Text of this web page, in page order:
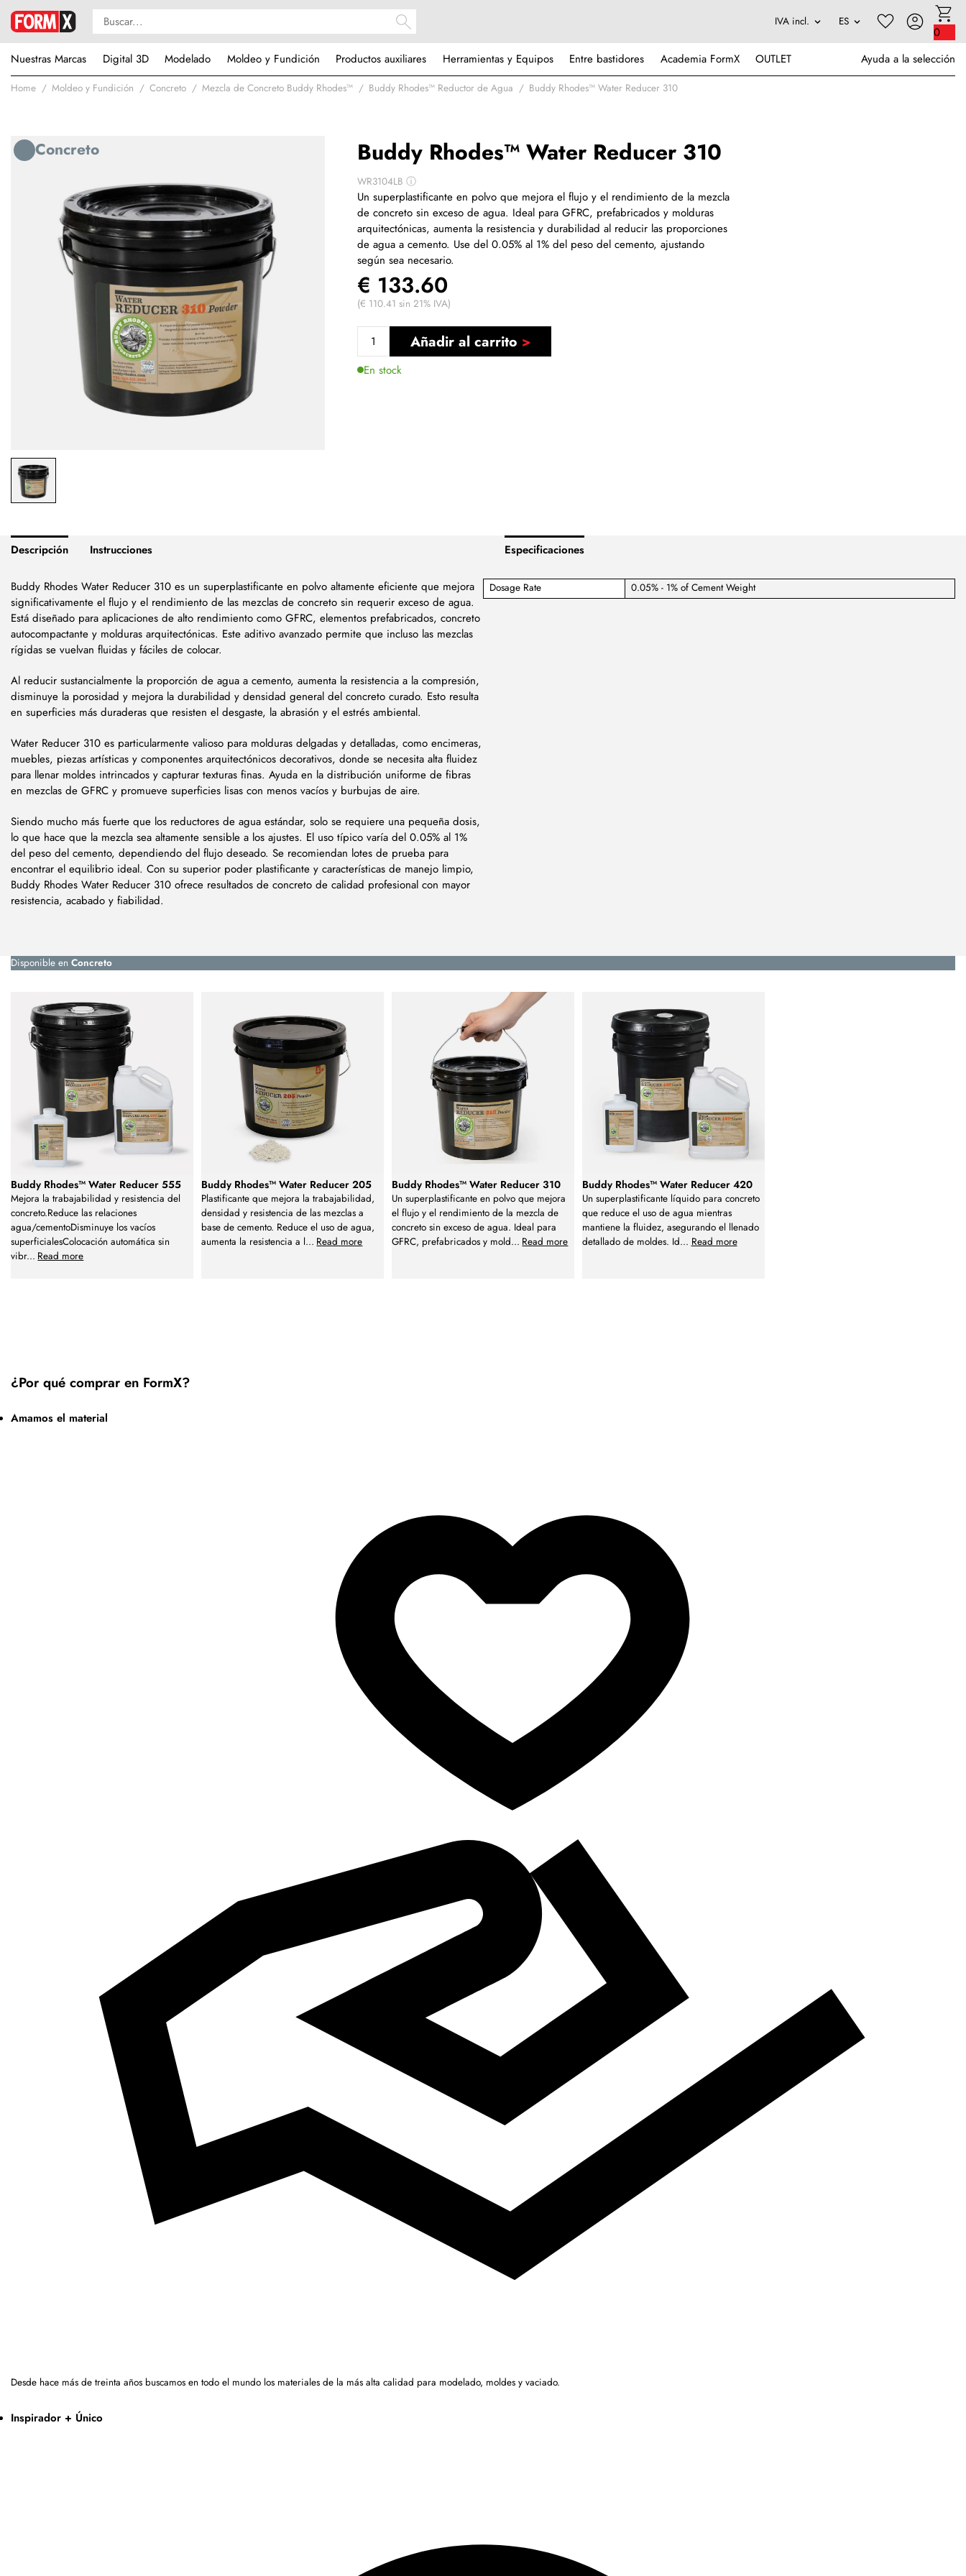
0
Nuestras Marcas
Digital 3D Modelado Moldeo y Fundición Productos auxiliares Herramientas y Equipos Entre bastidores Academia FormX OUTLET Ayuda a la selección
Home Moldeo y Fundición Concreto Mezcla de Concreto Buddy Rhodes™ Buddy Rhodes™ Reductor de Agua Buddy Rhodes™ Water Reducer 310
Buddy Rhodes™ Water Reducer 310
WR3104LBⓘ
Concreto
Un superplastificante en polvo que mejora el flujo y el rendimiento de la mezcla
de concreto sin exceso de agua. Ideal para GFRC, prefabricados y molduras
arquitectónicas, aumenta la resistencia y durabilidad al reducir las proporciones
de agua a cemento. Use del 0.05% al 1% del peso del cemento, ajustando
según sea necesario.
€ 133.60
(€ 110.41 sin 21% IVA)
Añadir al carrito
En stock
Descripción Instrucciones Especificaciones
Buddy Rhodes Water Reducer 310 es un superplastificante en polvo altamente eficiente que mejora
significativamente el flujo y el rendimiento de las mezclas de concreto sin requerir exceso de agua.
Está diseñado para aplicaciones de alto rendimiento como GFRC, elementos prefabricados, concreto
autocompactante y molduras arquitectónicas. Este aditivo avanzado permite que incluso las mezclas
rígidas se vuelvan fluidas y fáciles de colocar.
Al reducir sustancialmente la proporción de agua a cemento, aumenta la resistencia a la compresión,
disminuye la porosidad y mejora la durabilidad y densidad general del concreto curado. Esto resulta
en superficies más duraderas que resisten el desgaste, la abrasión y el estrés ambiental.
Water Reducer 310 es particularmente valioso para molduras delgadas y detalladas, como encimeras,
muebles, piezas artísticas y componentes arquitectónicos decorativos, donde se necesita alta fluidez
para llenar moldes intrincados y capturar texturas finas. Ayuda en la distribución uniforme de fibras
en mezclas de GFRC y promueve superficies lisas con menos vacíos y burbujas de aire.
Siendo mucho más fuerte que los reductores de agua estándar, solo se requiere una pequeña dosis,
lo que hace que la mezcla sea altamente sensible a los ajustes. El uso típico varía del 0.05% al 1%
del peso del cemento, dependiendo del flujo deseado. Se recomiendan lotes de prueba para
encontrar el equilibrio ideal. Con su superior poder plastificante y características de manejo limpio,
Buddy Rhodes Water Reducer 310 ofrece resultados de concreto de calidad profesional con mayor
resistencia, acabado y fiabilidad.
Dosage Rate 0.05% - 1% of Cement Weight
Disponible en Concreto
Buddy Rhodes™ Water Reducer 555
Mejora la trabajabilidad y resistencia del
concreto.Reduce las relaciones
agua/cementoDisminuye los vacíos
superficialesColocación automática sin
vibr... Read more
Buddy Rhodes™ Water Reducer 205
Plastificante que mejora la trabajabilidad,
densidad y resistencia de las mezclas a
base de cemento. Reduce el uso de agua,
aumenta la resistencia a l... Read more
Buddy Rhodes™ Water Reducer 310
Un superplastificante en polvo que mejora
el flujo y el rendimiento de la mezcla de
concreto sin exceso de agua. Ideal para
GFRC, prefabricados y mold... Read more
Buddy Rhodes™ Water Reducer 420
Un superplastificante líquido para concreto
que reduce el uso de agua mientras
mantiene la fluidez, asegurando el llenado
detallado de moldes. Id... Read more
¿Por qué comprar en FormX?
Amamos el material
Desde hace más de treinta años buscamos en todo el mundo los materiales de la más alta calidad para modelado, moldes y vaciado.
Inspirador + Único